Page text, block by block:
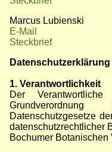
Marcus Lubienski
E-Mail
Steckbrief
Datenschutzerklärung
1. Verantwortlichkeit
Der
Datenschutzgesetze
datenschutzrechtlicher
Bochumer Botanischen